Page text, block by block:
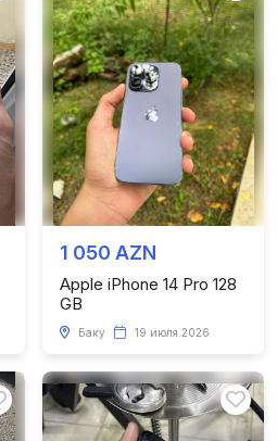
1 050 AZN
Apple iPhone 14 Pro 128
GB
Баку 19 июля 2026